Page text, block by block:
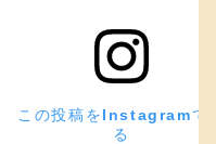
この投稿をInstagramで
る